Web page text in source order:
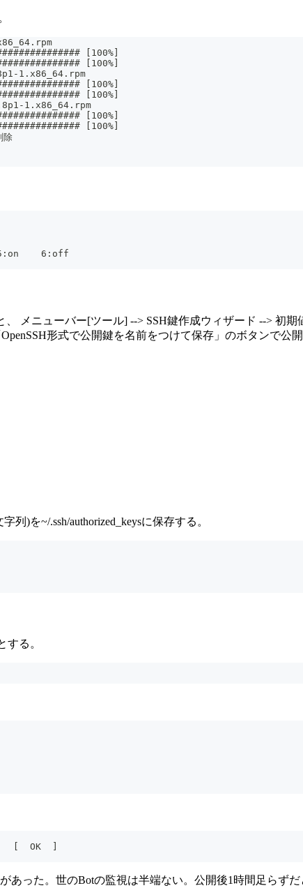
[100%]
[100%]
1.x86_64.rpm
[100%]
[100%]
1.x86_64.rpm
[100%]
[100%]
6:off
、 メニューバー[ツール] --> SSH鍵作成ウィザード --> 初
形式で公開鍵を名前をつけて保存」のボタンで公
列)を~/.ssh/authorized_keysに保存する。
る。
OK  ]
あった。世のBotの監視は半端ない。公開後1時間足らず